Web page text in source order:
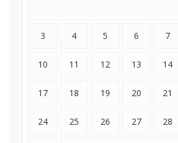
3 4 5 6 7
10 11 12 13 14
17 18 19 20 21
24 25 26 27 28